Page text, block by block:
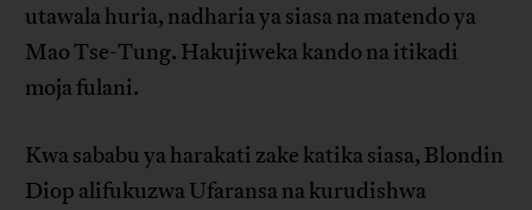
utawala huria, nadharia ya siasa na matendo ya
Mao Tse-Tung. Hakujiweka kando na itikadi
moja fulani.
Kwa sababu ya harakati zake katika siasa, Blondin
Diop alifukuzwa Ufaransa na kurudishwa